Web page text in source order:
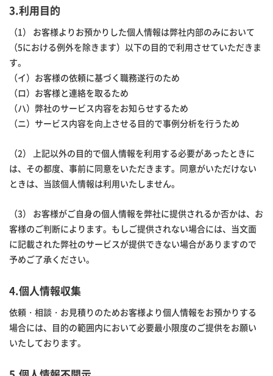
3.利用目的
（1） お客様よりお預かりした個人情報は弊社内部のみにおいて
（5における例外を除きます）以下の目的で利用させていただきま
す。
（イ）お客様の依頼に基づく職務遂行のため
（ロ）お客様と連絡を取るため
（ハ）弊社のサービス内容をお知らせするため
（ニ）サービス内容を向上させる目的で事例分析を行うため
（2） 上記以外の目的で個人情報を利用する必要があったときに
は、その都度、事前に同意をいただきます。同意がいただけない
ときは、当該個人情報は利用いたしません。
（3） お客様がご自身の個人情報を弊社に提供されるか否かは、お
客様のご判断によります。もしご提供されない場合には、当文面
に記載された弊社のサービスが提供できない場合がありますので
予めご了承ください。
4.個人情報収集
依頼・相談・お見積りのためお客様より個人情報をお預かりする
場合には、目的の範囲内において必要最小限度のご提供をお願い
いたしております。